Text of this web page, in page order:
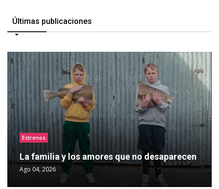
Últimas publicaciones
Estrenos
La familia y los amores que no desaparecen
Ago 04, 2026